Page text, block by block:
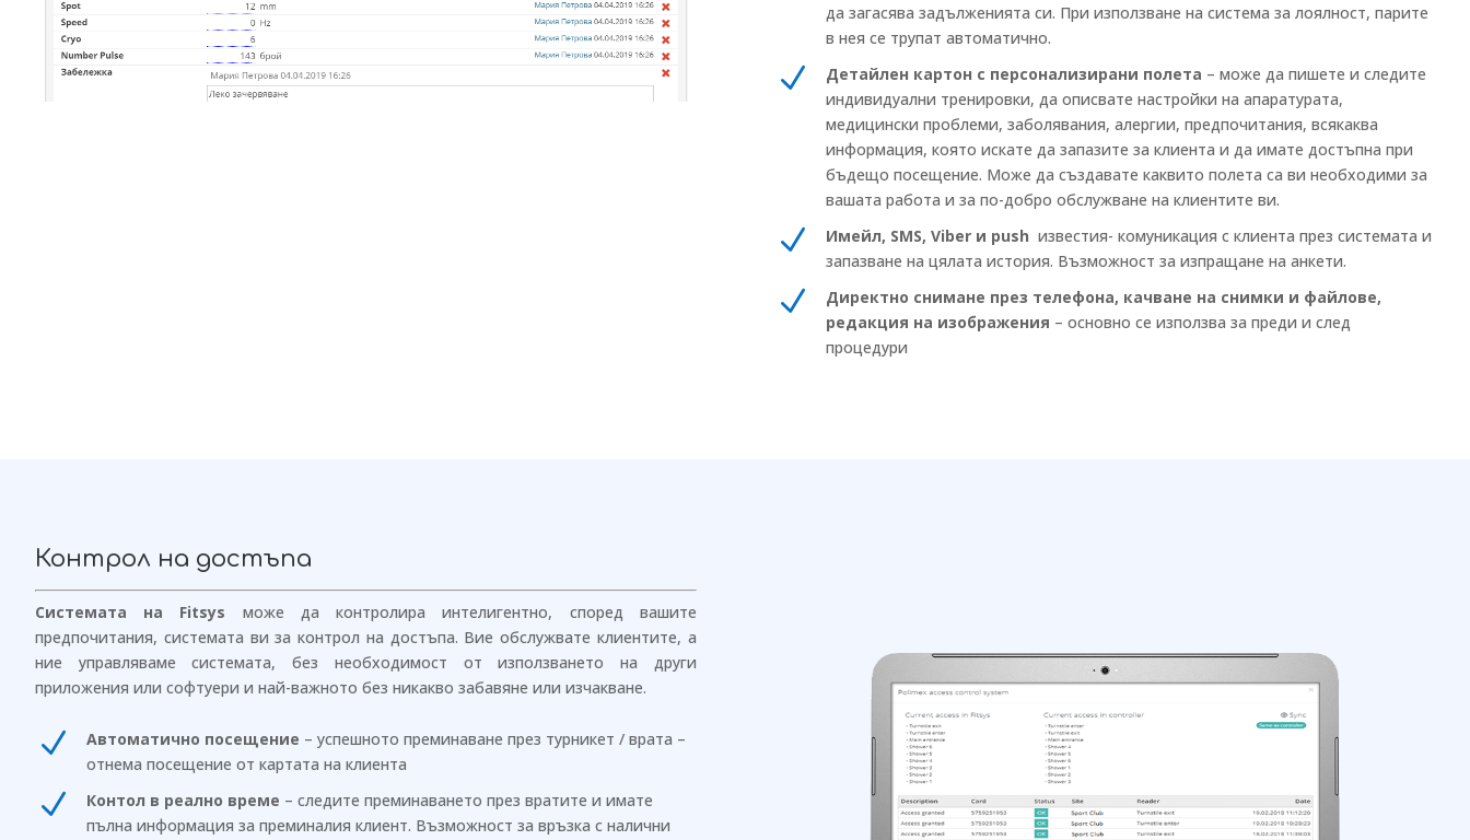
да загасява задълженията си. При използване на система за лоялност, парите
в нея се трупат автоматично.
N Детайлен картон с персонализирани полета – може да пишете и следите
индивидуални тренировки, да описвате настройки на апаратурата,
медицински проблеми, заболявания, алергии, предпочитания, всякаква
информация, която искате да запазите за клиента и да имате достъпна при
бъдещо посещение. Може да създавате каквито полета са ви необходими за
вашата работа и за по-добро обслужване на клиентите ви.
N Имейл, SMS, Viber и push известия- комуникация с клиента през системата и
запазване на цялата история. Възможност за изпращане на анкети.
N
Директно снимане през телефона, качване на снимки и файлове,
редакция на изображения – основно се използва за преди и след
процедури
Контрол на достъпа
Системата на Fitsys може да контролира интелигентно, според вашите
предпочитания, системата ви за контрол на достъпа. Вие обслужвате клиентите, а
ние управляваме системата, без необходимост от използването на други
приложения или софтуери и най-важното без никакво забавяне или изчакване.
N Автоматично посещение – успешното преминаване през турникет / врата –
отнема посещение от картата на клиента
N Контол в реално време – следите преминаването през вратите и имате
пълна информация за преминалия клиент. Възможност за връзка с налични